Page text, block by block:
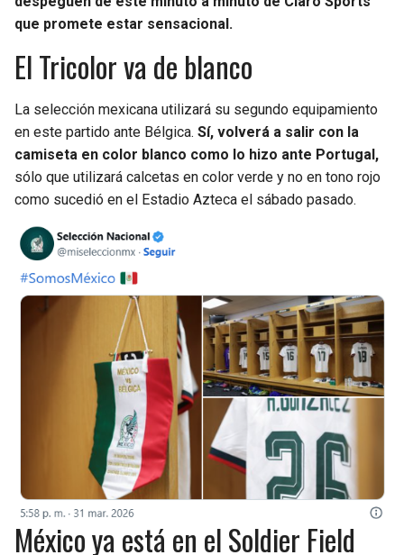
que promete estar sensacional.
El Tricolor va de blanco
La selección mexicana utilizará su segundo equipamiento
en este partido ante Bélgica. Sí, volverá a salir con la
camiseta en color blanco como lo hizo ante Portugal,
sólo que utilizará calcetas en color verde y no en tono rojo
como sucedió en el Estadio Azteca el sábado pasado.
México ya está en el Soldier Field